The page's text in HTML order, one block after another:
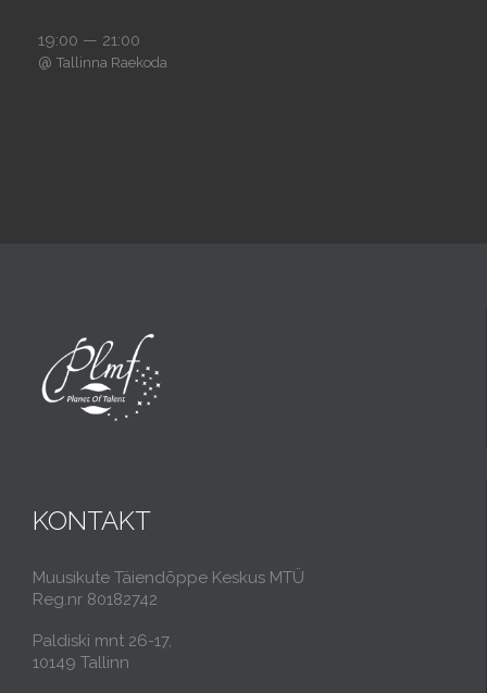
19:00 — 21:00
@ Tallinna Raekoda
KONTAKT
Muusikute Täiendõppe Keskus MTÜ
Reg.nr 80182742
Paldiski mnt 26-17,
10149 Tallinn